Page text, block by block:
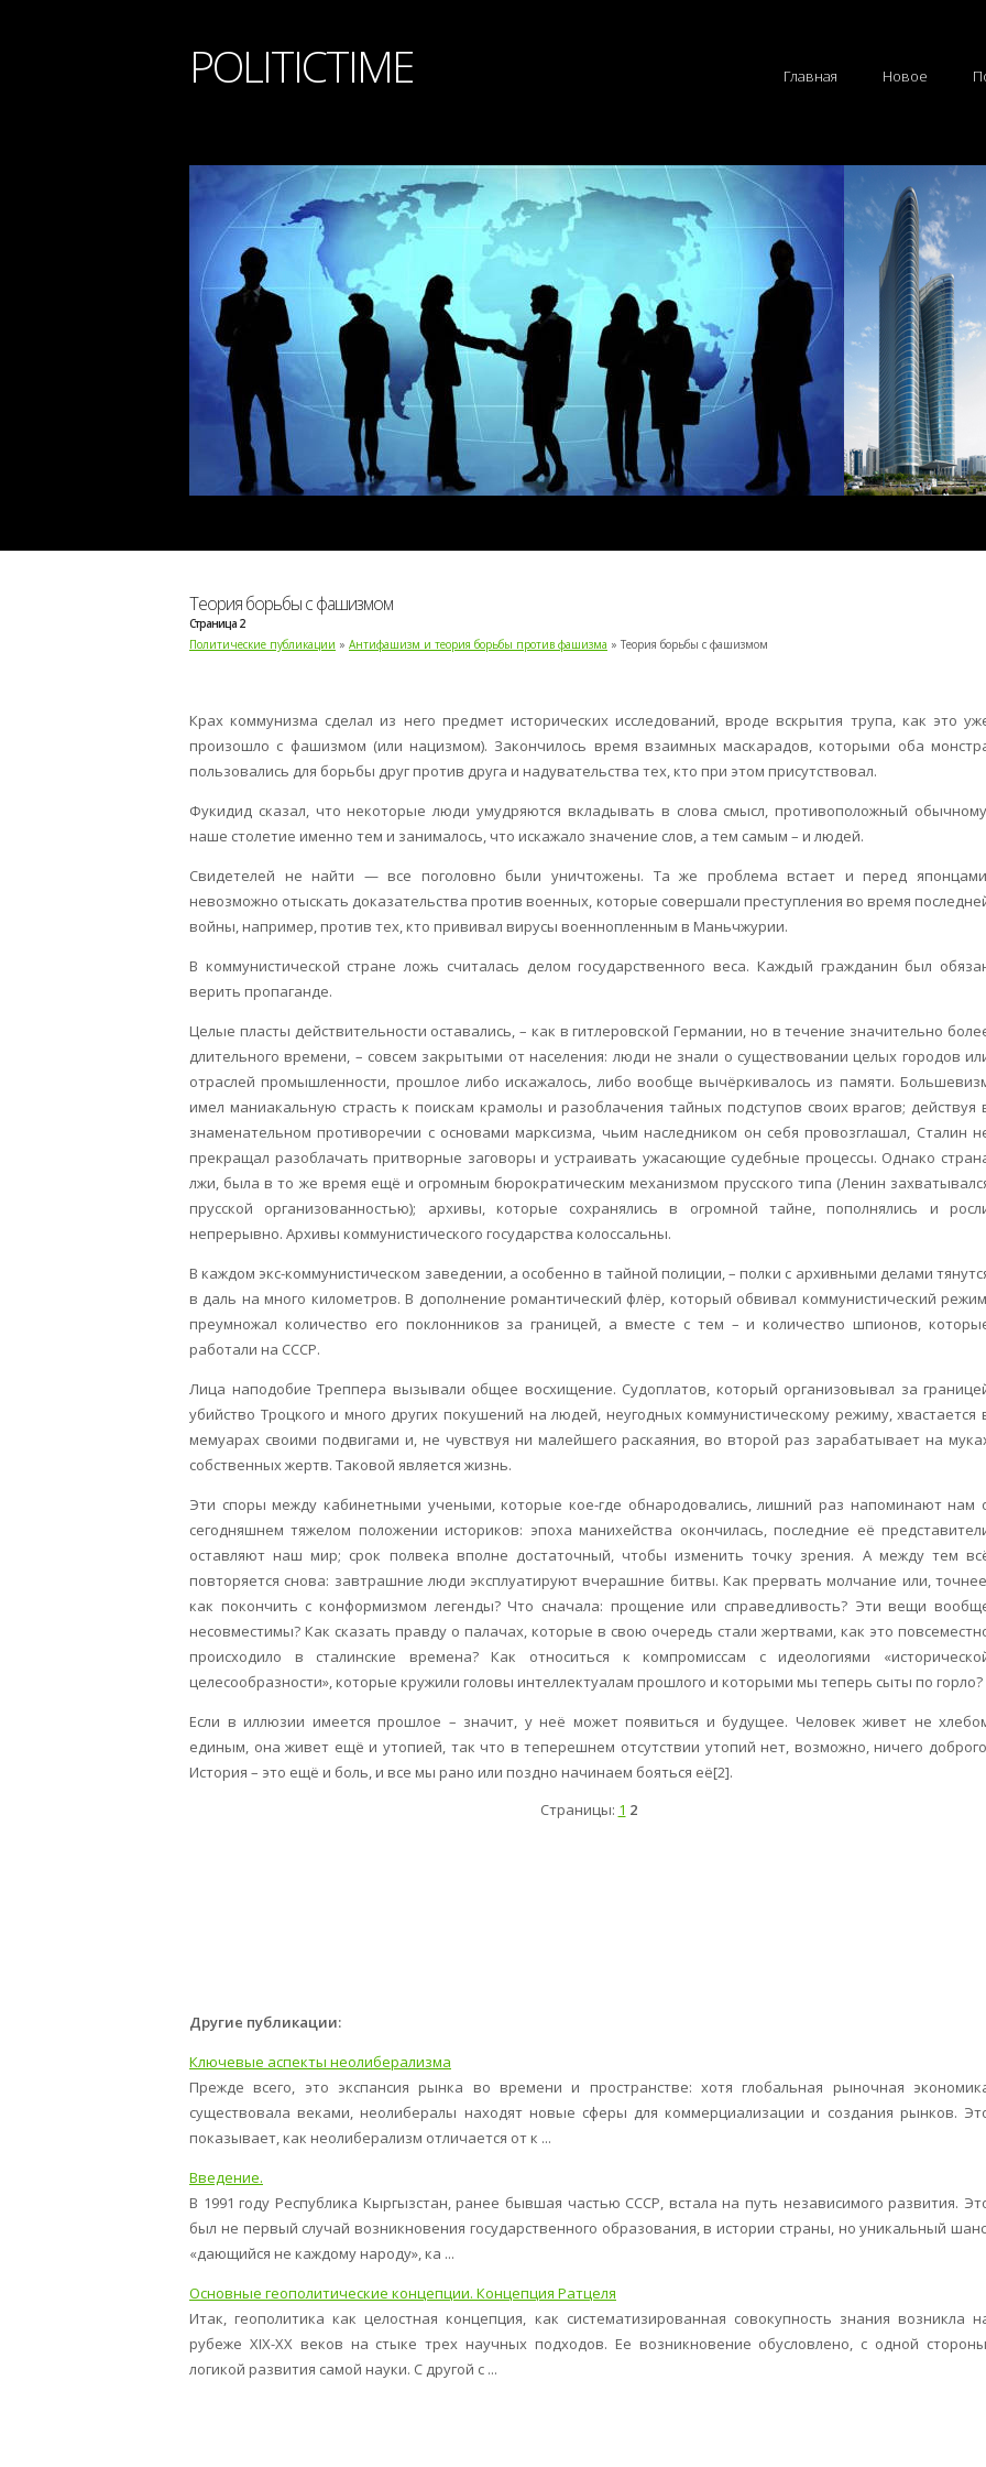
POLITICTIME Главная Новое
Теория борьбы с фашизмом
Страница 2
Политические публикации » Антифашизм и теория борьбы против фашизма » Теория борьбы с фашизмом
Крах коммунизма сделал из него предмет исторических исследований, вроде вскрытия трупа, как это
произошло с фашизмом (или нацизмом). Закончилось время взаимных маскарадов, которыми оба
пользовались для борьбы друг против друга и надувательства тех, кто при этом присутствовал.
Фукидид сказал, что некоторые люди умудряются вкладывать в слова смысл, противоположный
наше столетие именно тем и занималось, что искажало значение слов, а тем самым – и людей.
Свидетелей не найти — все поголовно были уничтожены. Та же проблема встает и перед
невозможно отыскать доказательства против военных, которые совершали преступления во время
войны, например, против тех, кто прививал вирусы военнопленным в Маньчжурии.
В коммунистической стране ложь считалась делом государственного веса. Каждый гражданин был
верить пропаганде.
Целые пласты действительности оставались, – как в гитлеровской Германии, но в течение значительно
длительного времени, – совсем закрытыми от населения: люди не знали о существовании целых городов
отраслей промышленности, прошлое либо искажалось, либо вообще вычёркивалось из памяти.
имел маниакальную страсть к поискам крамолы и разоблачения тайных подступов своих врагов; действуя
знаменательном противоречии с основами марксизма, чьим наследником он себя провозглашал, Сталин
прекращал разоблачать притворные заговоры и устраивать ужасающие судебные процессы. Однако
лжи, была в то же время ещё и огромным бюрократическим механизмом прусского типа (Ленин
прусской организованностью); архивы, которые сохранялись в огромной тайне, пополнялись и
непрерывно. Архивы коммунистического государства колоссальны.
В каждом экс-коммунистическом заведении, а особенно в тайной полиции, – полки с архивными делами
в даль на много километров. В дополнение романтический флёр, который обвивал коммунистический
преумножал количество его поклонников за границей, а вместе с тем – и количество шпионов,
работали на СССР.
Лица наподобие Треппера вызывали общее восхищение. Судоплатов, который организовывал за
убийство Троцкого и много других покушений на людей, неугодных коммунистическому режиму, хвастается
мемуарах своими подвигами и, не чувствуя ни малейшего раскаяния, во второй раз зарабатывает на
собственных жертв. Таковой является жизнь.
Эти споры между кабинетными учеными, которые кое-где обнародовались, лишний раз напоминают нам
сегодняшнем тяжелом положении историков: эпоха манихейства окончилась, последние её
оставляют наш мир; срок полвека вполне достаточный, чтобы изменить точку зрения. А между тем
повторяется снова: завтрашние люди эксплуатируют вчерашние битвы. Как прервать молчание или,
как покончить с конформизмом легенды? Что сначала: прощение или справедливость? Эти вещи
несовместимы? Как сказать правду о палачах, которые в свою очередь стали жертвами, как это
происходило в сталинские времена? Как относиться к компромиссам с идеологиями
целесообразности», которые кружили головы интеллектуалам прошлого и которыми мы теперь сыты по горло?
Если в иллюзии имеется прошлое – значит, у неё может появиться и будущее. Человек живет не
единым, она живет ещё и утопией, так что в теперешнем отсутствии утопий нет, возможно, ничего
История – это ещё и боль, и все мы рано или поздно начинаем бояться её[2].
Страницы: 1 2
Другие публикации:
Ключевые аспекты неолиберализма
Прежде всего, это экспансия рынка во времени и пространстве: хотя глобальная рыночная
существовала веками, неолибералы находят новые сферы для коммерциализации и создания рынков.
показывает, как неолиберализм отличается от к ...
Введение.
В 1991 году Республика Кыргызстан, ранее бывшая частью СССР, встала на путь независимого развития.
был не первый случай возникновения государственного образования, в истории страны, но уникальный
«дающийся не каждому народу», ка ...
Основные геополитические концепции. Концепция Ратцеля
Итак, геополитика как целостная концепция, как систематизированная совокупность знания возникла
рубеже ХIХ-ХХ веков на стыке трех научных подходов. Ее возникновение обусловлено, с одной
логикой развития самой науки. С другой с ...